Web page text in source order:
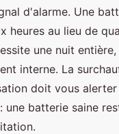
d'alarme. Une
heures au lieu de
une nuit
interne. La
doit vous alerter
une batterie saine